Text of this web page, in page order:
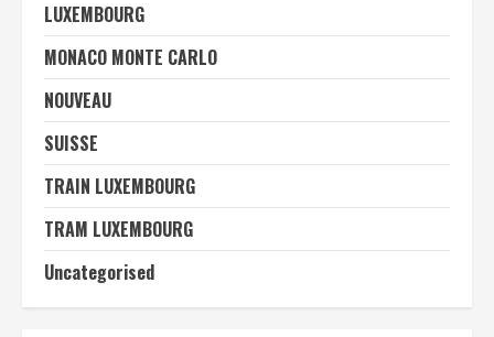
LUXEMBOURG
MONACO MONTE CARLO
NOUVEAU
SUISSE
TRAIN LUXEMBOURG
TRAM LUXEMBOURG
Uncategorised